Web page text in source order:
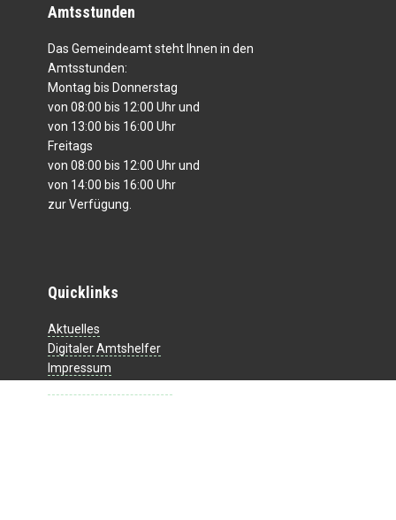
Amtsstunden
Das Gemeindeamt steht Ihnen in den
Amtsstunden:
Montag bis Donnerstag
von 08:00 bis 12:00 Uhr und
von 13:00 bis 16:00 Uhr
Freitags
von 08:00 bis 12:00 Uhr und
von 14:00 bis 16:00 Uhr
zur Verfügung.
Quicklinks
Aktuelles
Digitaler Amtshelfer
Impressum